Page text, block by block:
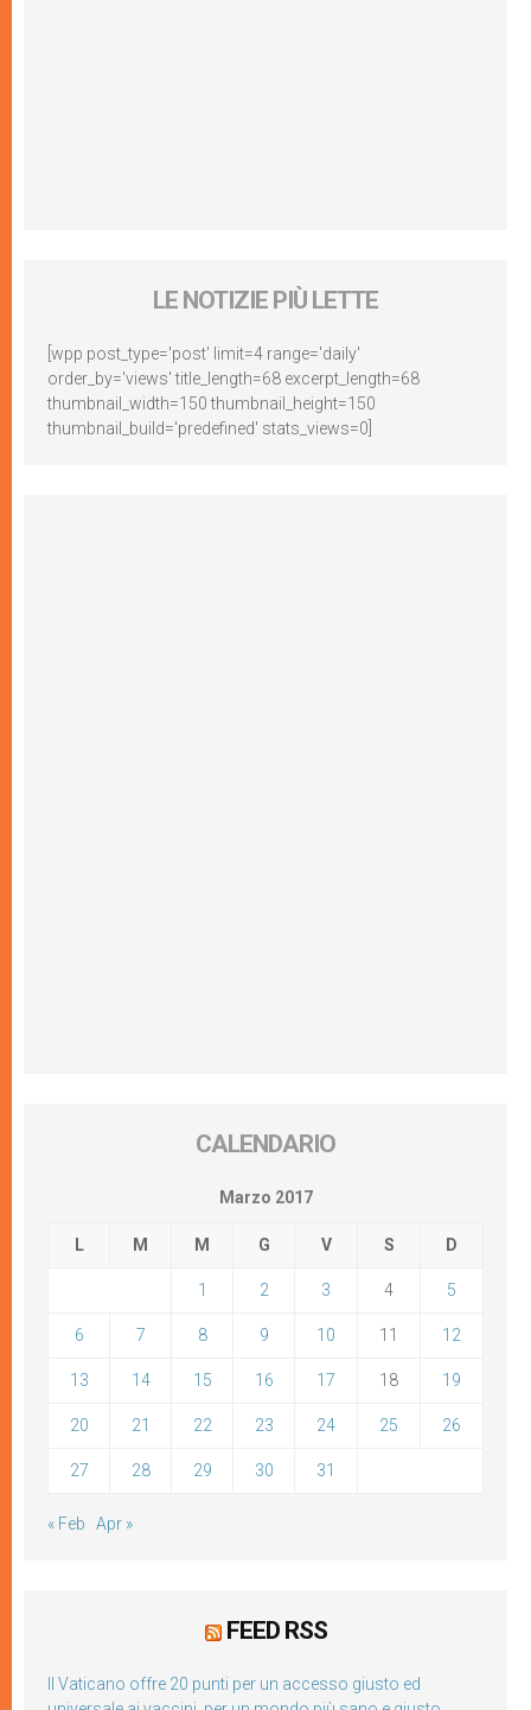
LE NOTIZIE PIÙ LETTE
[wpp post_type='post' limit=4 range='daily'
order_by='views' title_length=68 excerpt_length=68
thumbnail_width=150 thumbnail_height=150
thumbnail_build='predefined' stats_views=0]
CALENDARIO
Marzo 2017
L M M G V S D
1 2 3 4 5
6 7 8 9 10 11 12
13 14 15 16 17 18 19
20 21 22 23 24 25 26
27 28 29 30 31
« Feb Apr »
FEED RSS
Il Vaticano offre 20 punti per un accesso giusto ed